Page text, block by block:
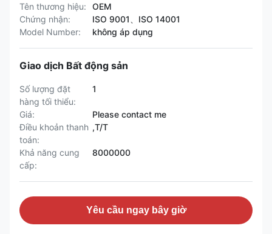
Tên thương hiệu:
OEM
Chứng nhận:
ISO 9001、ISO 14001
Model Number:
không áp dụng
Giao dịch Bất động sản
Số lượng đặt
hàng tối thiểu:
1
Giá:
Please contact me
Điều khoản thanh
toán:
,T/T
Khả năng cung
cấp:
8000000
Yêu cầu ngay bây giờ